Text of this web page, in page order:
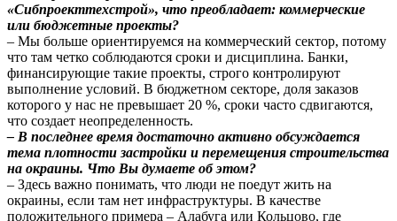
«Сибпроекттехстрой», что преобладает: коммерческие
или бюджетные проекты?
– Мы больше ориентируемся на коммерческий сектор, потому
что там четко соблюдаются сроки и дисциплина. Банки,
финансирующие такие проекты, строго контролируют
выполнение условий. В бюджетном секторе, доля заказов
которого у нас не превышает 20 %, сроки часто сдвигаются,
что создает неопределенность.
– В последнее время достаточно активно обсуждается
тема плотности застройки и перемещения строительства
на окраины. Что Вы думаете об этом?
– Здесь важно понимать, что люди не поедут жить на
окраины, если там нет инфраструктуры. В качестве
положительного примера – Алабуга или Кольцово, где